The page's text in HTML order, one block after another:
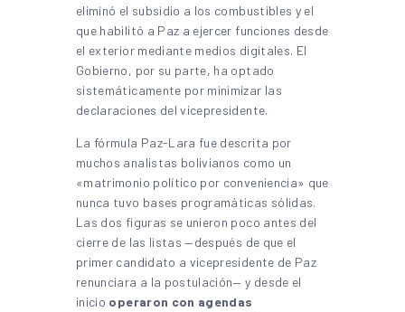
eliminó el subsidio a los combustibles y el
que habilitó a Paz a ejercer funciones desde
el exterior mediante medios digitales. El
Gobierno, por su parte, ha optado
sistemáticamente por minimizar las
declaraciones del vicepresidente.
La fórmula Paz-Lara fue descrita por
muchos analistas bolivianos como un
«matrimonio político por conveniencia» que
nunca tuvo bases programáticas sólidas.
Las dos figuras se unieron poco antes del
cierre de las listas —después de que el
primer candidato a vicepresidente de Paz
renunciara a la postulación— y desde el
inicio operaron con agendas